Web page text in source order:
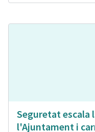
Seguretat escala
l'Ajuntament i